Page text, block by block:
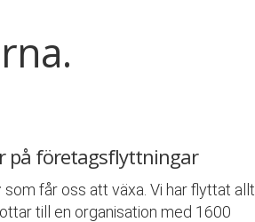
på företagsflyttningar
som får oss att växa. Vi har flyttat allt
till en organisation med 1600